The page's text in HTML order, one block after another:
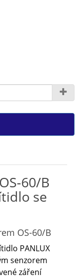
60/B
se
OS-60/B
PANLUX
senzorem
záření